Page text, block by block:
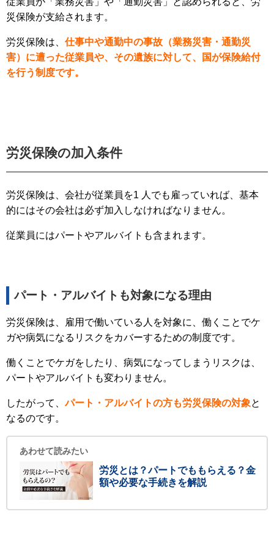
災保険が支給されます。
労災保険は、 仕事中や通勤中の事故（業務災害・通勤災
害）に遭った従業員や、その遺族に対して、国が保険給付
を行う制度です。
労災保険の加入条件
労災保険は、会社が従業員を1 人でも雇っていれば、基本
的にはその会社は必ず加入しなければなりません。
従業員にはパートやアルバイトも含まれます。
パート・アルバイトも対象になる理由
労災保険は、雇用で働いている人を対象に、働くことでケ
ガや病気になるリスクをカバーするための制度です。
働くことでケガをしたり、病気になってしまうリスクは、
パートやアルバイトも変わりません。
したがって、パート・アルバイトの方も労災保険の対象と
なるのです。
あわせて読みたい
労災とは？パートでももらえる？金
額や必要な手続きを解説